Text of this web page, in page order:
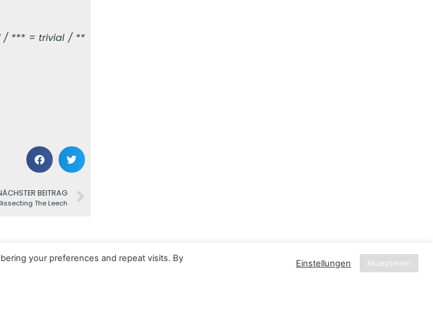
/ *** = trivial / **
BEITRAG
The Leech
your preferences and repeat visits. By
Einstellungen Akzeptieren